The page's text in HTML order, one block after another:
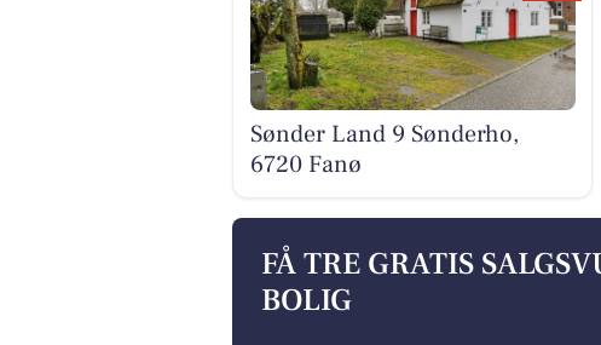
Sønder Land 9 Sønderho,
6720 Fanø
FÅ TRE GRATIS
BOLIG